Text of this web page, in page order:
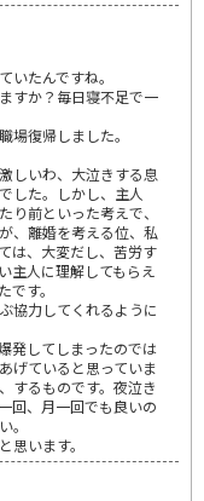
たんですね。
すか？毎日寝不足で一
場復帰しました。
しいわ、大泣きする息
した。しかし、主人
り前といった考えで、
、離婚を考える位、私
は、大変だし、苦労す
主人に理解してもらえ
す。
協力してくれるように
発してしまったのでは
げていると思っていま
するものです。夜泣き
回、月一回でも良いの
。
思います。